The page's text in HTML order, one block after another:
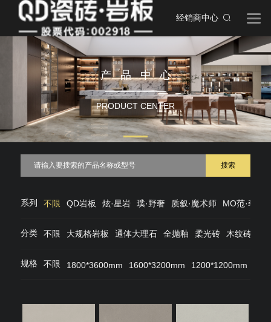
经销商中心
产品中心
PRODUCT CENTER
搜索
系列 不限 QD岩板 炫·星岩 璞·野奢 质叙·魔术师 MO范·奢石
分类 不限 大规格岩板 通体大理石 全抛釉 柔光砖 木纹砖
规格 不限 1800*3600mm 1600*3200mm 1200*1200mm